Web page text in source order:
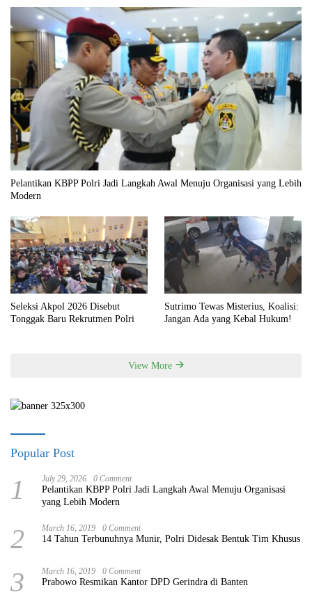
Pelantikan KBPP Polri Jadi Langkah Awal Menuju Organisasi yang Lebih
Modern
Seleksi Akpol 2026 Disebut
Tonggak Baru Rekrutmen Polri
Sutrimo Tewas Misterius, Koalisi:
Jangan Ada yang Kebal Hukum!
View More
Popular Post
1 July 29, 2026 0 Comment
Pelantikan KBPP Polri Jadi Langkah Awal Menuju Organisasi
yang Lebih Modern
2 March 16, 2019 0 Comment
14 Tahun Terbunuhnya Munir, Polri Didesak Bentuk Tim Khusus
3 March 16, 2019 0 Comment
Prabowo Resmikan Kantor DPD Gerindra di Banten